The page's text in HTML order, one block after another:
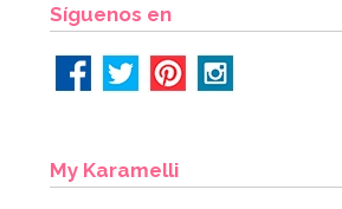
Síguenos en
My Karamelli